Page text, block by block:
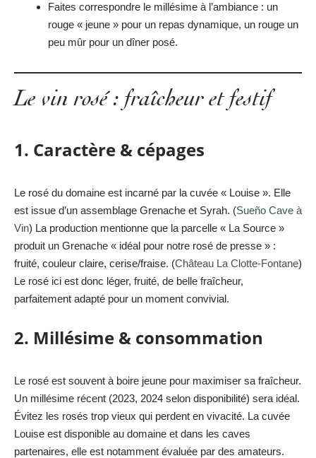
Faites correspondre le millésime à l’ambiance : un
rouge « jeune » pour un repas dynamique, un rouge un
peu mûr pour un dîner posé.
Le vin rosé : fraîcheur et festif
1. Caractère & cépages
Le rosé du domaine est incarné par la cuvée « Louise ». Elle
est issue d’un assemblage Grenache et Syrah. (Sueño Cave à
Vin) La production mentionne que la parcelle « La Source »
produit un Grenache « idéal pour notre rosé de presse » :
fruité, couleur claire, cerise/fraise. (Château La Clotte-Fontane)
Le rosé ici est donc léger, fruité, de belle fraîcheur,
parfaitement adapté pour un moment convivial.
2. Millésime & consommation
Le rosé est souvent à boire jeune pour maximiser sa fraîcheur.
Un millésime récent (2023, 2024 selon disponibilité) sera idéal.
Évitez les rosés trop vieux qui perdent en vivacité. La cuvée
Louise est disponible au domaine et dans les caves
partenaires, elle est notamment évaluée par des amateurs.